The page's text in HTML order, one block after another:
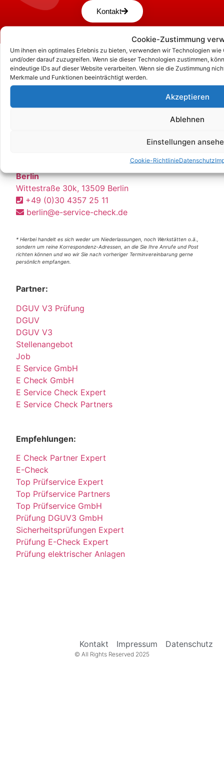
Cookie-Zustimmung
Um ihnen ein optimales Erlebnis zu bieten, verwenden wir Technologien
und/oder darauf zuzugreifen. Wenn sie dieser Technologien zustimmen,
eindeutige IDs auf dieser Website verarbeiten. Wenn sie die Zustimmung
Merkmale und Funktionen beeinträchtigt werden.
Akzeptieren
Ablehnen
Einstellungen
Cookie-RichtlinieDatenschutz
Kontakt
Unsere Korrespondenz-Adressen*:
Berlin
Wittestraße 30k, 13509 Berlin
+49 (0)30 4357 25 11
berlin@e-service-check.de
* Hierbei handelt es sich weder um Niederlassungen, noch Werkstätten o.ä.,
sondern um reine Korrespondenz-Adressen, an die Sie Ihre Anrufe und Post
richten können und wo wir Sie nach vorheriger Terminvereinbarung gerne
persönlich empfangen.
Partner:
DGUV V3 Prüfung
DGUV
DGUV V3
Stellenangebot
Job
E Service GmbH
E Check GmbH
E Service Check Expert
E Service Check Partners
Empfehlungen:
E Check Partner Expert
E-Check
Top Prüfservice Expert
Top Prüfservice Partners
Top Prüfservice GmbH
Prüfung DGUV3 GmbH
Sicherheitsprüfungen Expert
Prüfung E-Check Expert
Prüfung elektrischer Anlagen
Kontakt Impressum Datenschutz
© All Rights Reserved 2025